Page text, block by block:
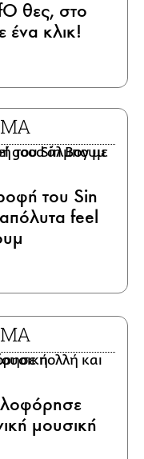
θες, στο
ένα κλικ!
του Sin
feel
μουσική